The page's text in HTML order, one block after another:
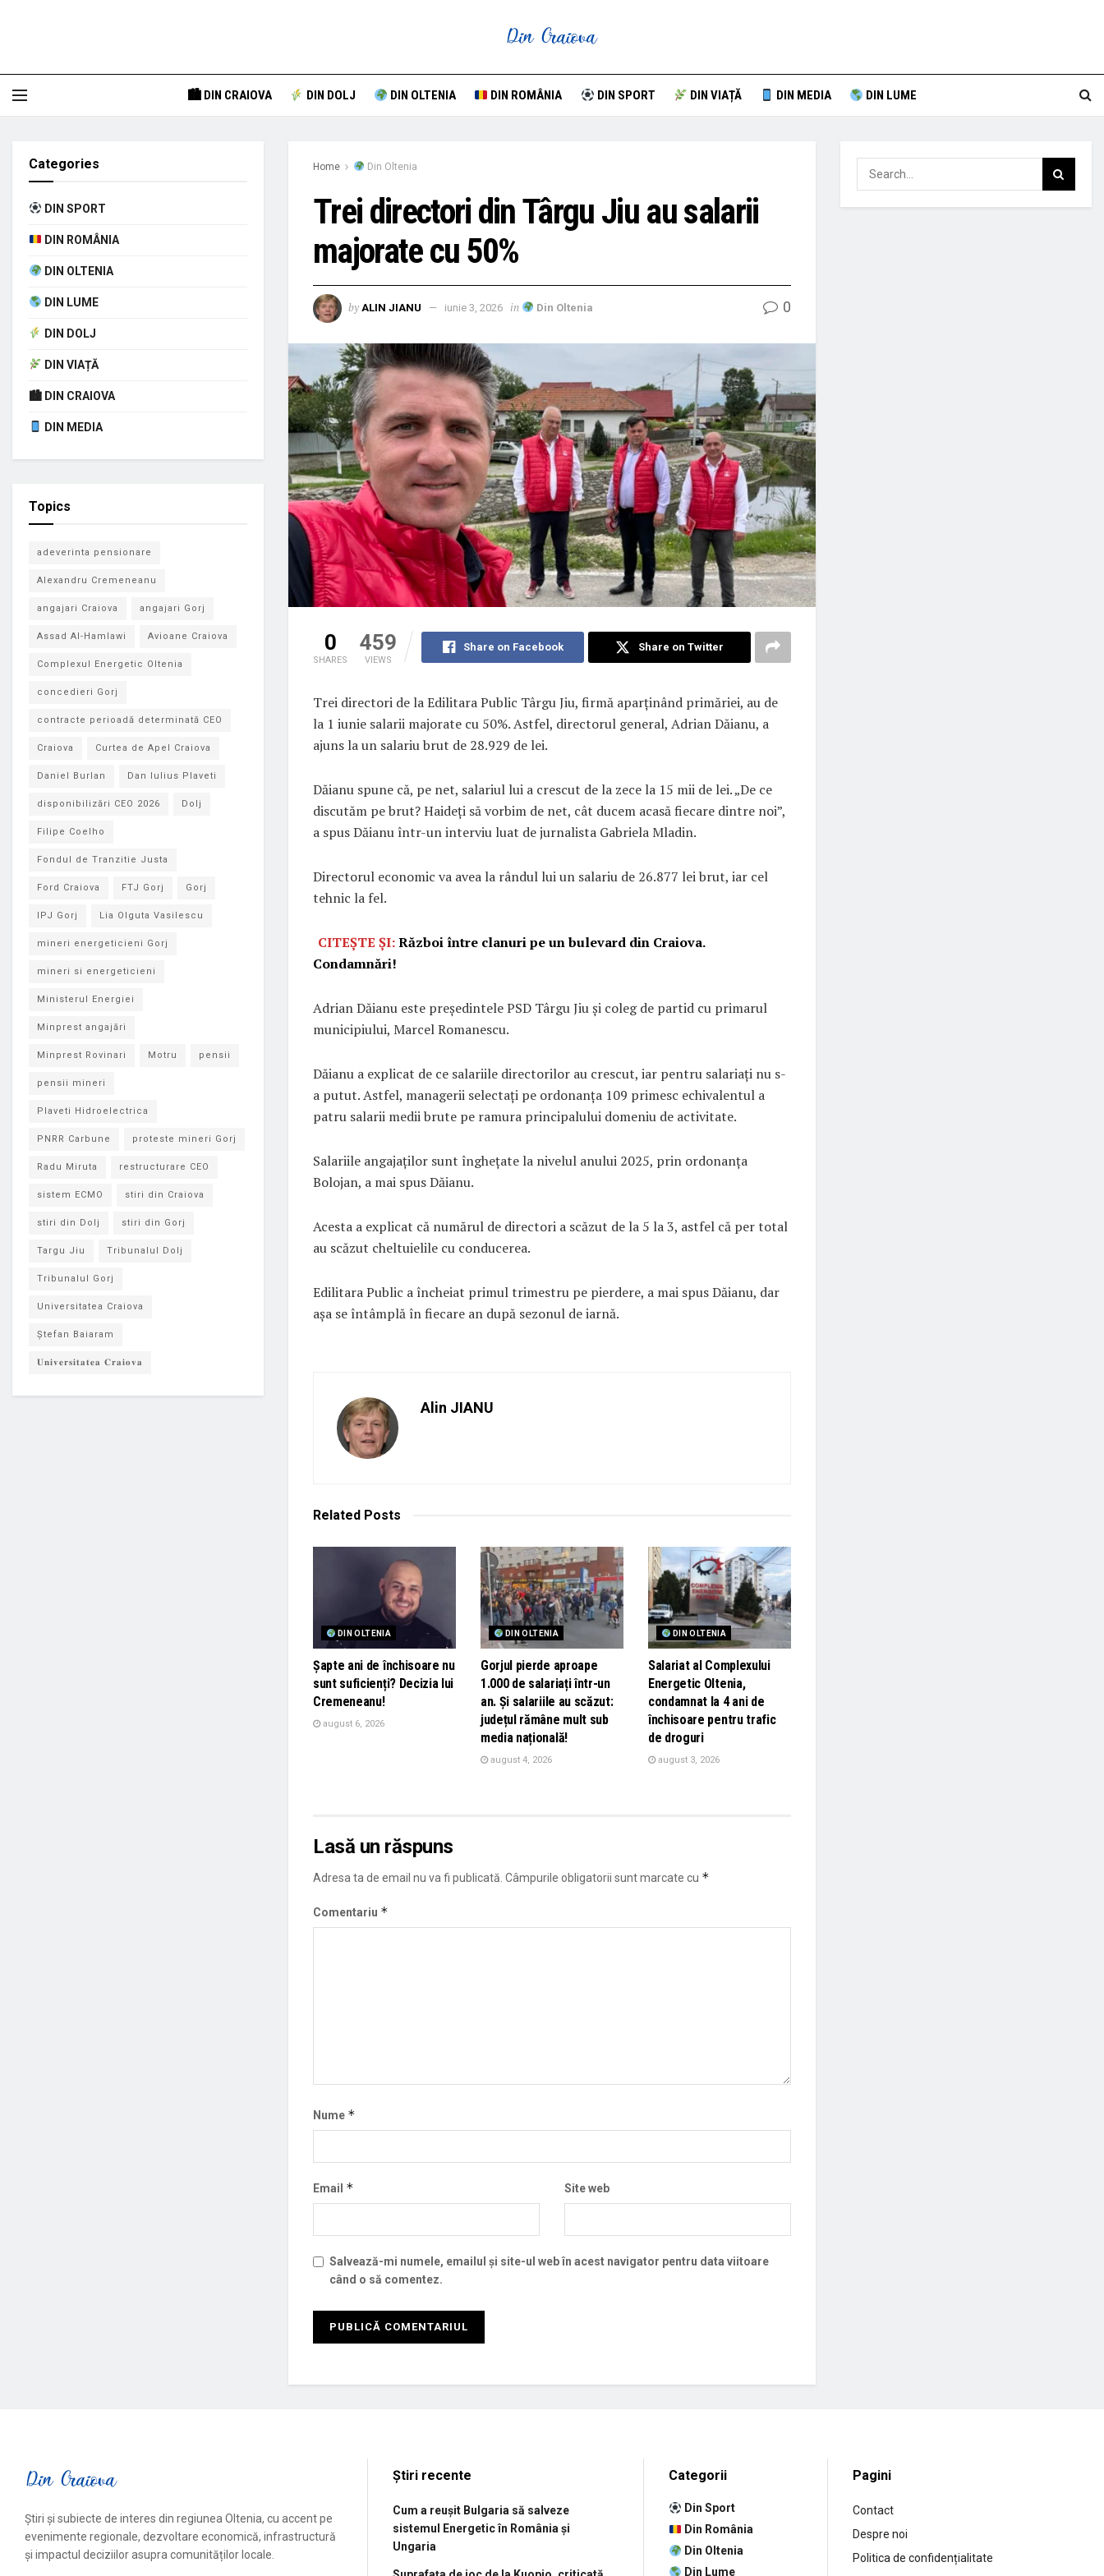
🏙 DIN CRAIOVA DIN DOLJ DIN OLTENIA DIN ROMÂNIA DIN SPORT DIN VIAȚĂ DIN MEDIA DIN LUME
Home Din Oltenia
Trei directori din Târgu Jiu au salarii
majorate cu 50%
by ALIN JIANU iunie 3, 2026 in Din Oltenia 0
0
SHARES
459
VIEWS
Share on Facebook Share on Twitter
Trei directori de la Edilitara Public Târgu Jiu, firmă aparținând primăriei, au de
la 1 iunie salarii majorate cu 50%. Astfel, directorul general, Adrian Dăianu, a
ajuns la un salariu brut de 28.929 de lei.
Dăianu spune că, pe net, salariul lui a crescut de la zece la 15 mii de lei. „De ce
discutăm pe brut? Haideți să vorbim de net, cât ducem acasă fiecare dintre noi”,
a spus Dăianu într-un interviu luat de jurnalista Gabriela Mladin.
Directorul economic va avea la rândul lui un salariu de 26.877 lei brut, iar cel
tehnic la fel.
CITEȘTE ȘI:Război între clanuri pe un bulevard din Craiova.
Condamnări!
Adrian Dăianu este președintele PSD Târgu Jiu și coleg de partid cu primarul
municipiului, Marcel Romanescu.
Dăianu a explicat de ce salariile directorilor au crescut, iar pentru salariați nu s-
a putut. Astfel, managerii selectați pe ordonanța 109 primesc echivalentul a
patru salarii medii brute pe ramura principalului domeniu de activitate.
Salariile angajaților sunt înghețate la nivelul anului 2025, prin ordonanța
Bolojan, a mai spus Dăianu.
Acesta a explicat că numărul de directori a scăzut de la 5 la 3, astfel că per total
au scăzut cheltuielile cu conducerea.
Edilitara Public a încheiat primul trimestru pe pierdere, a mai spus Dăianu, dar
așa se întâmplă în fiecare an după sezonul de iarnă.
Alin JIANU
Related Posts
DIN OLTENIA
Șapte ani de închisoare nu
sunt suficienți? Decizia lui
Cremeneanu!
august 6, 2026
DIN OLTENIA
Gorjul pierde aproape
1.000 de salariați într-un
an. Și salariile au scăzut:
județul rămâne mult sub
media națională!
august 4, 2026
DIN OLTENIA
Salariat al Complexului
Energetic Oltenia,
condamnat la 4 ani de
închisoare pentru trafic
de droguri
august 3, 2026
Lasă un răspuns
Adresa ta de email nu va fi publicată. Câmpurile obligatorii sunt marcate cu *
Comentariu *
Nume *
Email * Site web
Salvează-mi numele, emailul și site-ul web în acest navigator pentru data viitoare
când o să comentez.
Categories
DIN SPORT
DIN ROMÂNIA
DIN OLTENIA
DIN LUME
DIN DOLJ
DIN VIAȚĂ
🏙 DIN CRAIOVA
DIN MEDIA
Topics
adeverinta pensionare
Alexandru Cremeneanu
angajari Craiova angajari Gorj
Assad Al-Hamlawi Avioane Craiova
Complexul Energetic Oltenia
concedieri Gorj
contracte perioadă determinată CEO
Craiova Curtea de Apel Craiova
Daniel Burlan Dan Iulius Plaveti
disponibilizări CEO 2026 Dolj
Filipe Coelho
Fondul de Tranzitie Justa
Ford Craiova FTJ Gorj Gorj
IPJ Gorj Lia Olguta Vasilescu
mineri energeticieni Gorj
mineri si energeticieni
Ministerul Energiei
Minprest angajări
Minprest Rovinari Motru pensii
pensii mineri
Plaveti Hidroelectrica
PNRR Carbune proteste mineri Gorj
Radu Miruta restructurare CEO
sistem ECMO stiri din Craiova
stiri din Dolj stiri din Gorj
Targu Jiu Tribunalul Dolj
Tribunalul Gorj
Universitatea Craiova
Ștefan Baiaram
𝐔𝐧𝐢𝐯𝐞𝐫𝐬𝐢𝐭𝐚𝐭𝐞𝐚 𝐂𝐫𝐚𝐢𝐨𝐯𝐚
Știri și subiecte de interes din regiunea Oltenia, cu accent pe
evenimente regionale, dezvoltare economică, infrastructură
și impactul deciziilor asupra comunităților locale.
Știri recente
Cum a reușit Bulgaria să salveze
sistemul Energetic în România și
Ungaria
Categorii
Din Sport
Din România
Din Oltenia
Din Lume
Pagini
Contact
Despre noi
Politica de confidențialitate